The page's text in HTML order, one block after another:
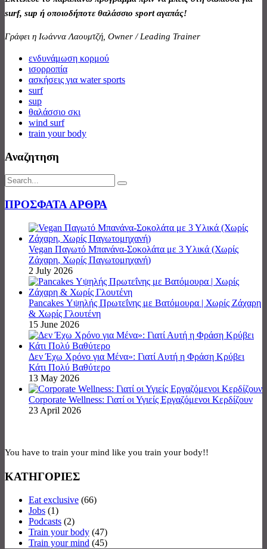
surf, sup ή οποιοδήποτε θαλάσσιο sport αγαπάς!
Γράφει η Ιωάννα Λαουμτζή, Owner / Leading Trainer
ενδυνάμωση κορμού
ισορροπία
ασκήσεις για water sports
surf
sup
θαλάσσιο σκι
wind surf
train your body
Αναζητηση
ΠΡΟΣΦΑΤΑ ΑΡΘΡΑ
Vegan Παγωτό Μπανάνα-Σοκολάτα με 3 Υλικά (Χωρίς
Ζάχαρη, Χωρίς Παγωτομηχανή)
2 July 2026
Pancakes Υψηλής Πρωτεΐνης με Βατόμουρα | Χωρίς Ζάχαρη
& Χωρίς Γλουτένη
15 June 2026
Δεν Έχω Χρόνο για Μένα»: Γιατί Αυτή η Φράση Κρύβει
Κάτι Πολύ Βαθύτερο
13 May 2026
Corporate Wellness: Γιατί οι Υγιείς Εργαζόμενοι Κερδίζουν
23 April 2026
You have to train your mind like you train your body!!
ΚΑΤΗΓΟΡΙΕΣ
Eat exclusive (66)
Jobs (1)
Podcasts (2)
Train your body (47)
Train your mind (45)